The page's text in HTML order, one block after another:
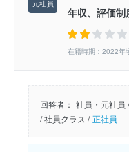
年収、評価制
在籍時期：2022年
回答者： 社員・元社員 /
/社員クラス / 正社員